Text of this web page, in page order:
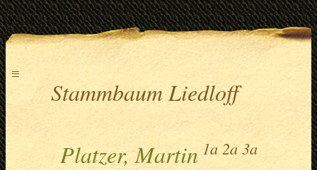
≡
Stammbaum Liedloff
Platzer, Martin 1a 2a 3a